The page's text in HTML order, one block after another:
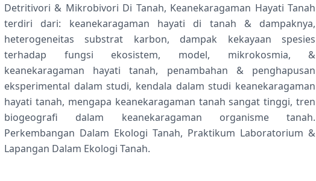
Detritivori & Mikrobivori Di Tanah, Keanekaragaman Hayati Tanah
terdiri dari: keanekaragaman hayati di tanah & dampaknya,
heterogeneitas substrat karbon, dampak kekayaan spesies
terhadap fungsi ekosistem, model, mikrokosmia, &
keanekaragaman hayati tanah, penambahan & penghapusan
eksperimental dalam studi, kendala dalam studi keanekaragaman
hayati tanah, mengapa keanekaragaman tanah sangat tinggi, tren
biogeografi dalam keanekaragaman organisme tanah.
Perkembangan Dalam Ekologi Tanah, Praktikum Laboratorium &
Lapangan Dalam Ekologi Tanah.